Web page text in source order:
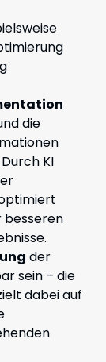
die
KI
besseren
der
sein – die
dabei auf